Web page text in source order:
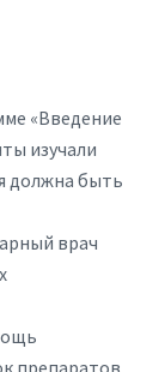
«Введение
изучали
должна быть
врач
препаратов